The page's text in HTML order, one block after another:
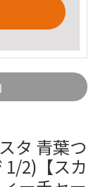
タ 青葉つ
1/2)【スカ